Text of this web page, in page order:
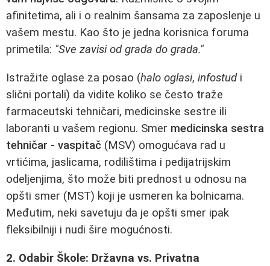
afinitetima, ali i o realnim šansama za zaposlenje u
vašem mestu. Kao što je jedna korisnica foruma
primetila: "Sve zavisi od grada do grada."
Istražite oglase za posao (halo oglasi, infostudi
slični portali) da vidite koliko se često traže
farmaceutski tehničari, medicinske sestre ili
laboranti u vašem regionu. Smer medicinska sestra
tehničar - vaspitač (MSV) omogućava rad u
vrtićima, jaslicama, rodilištima i pedijatrijskim
odeljenjima, što može biti prednost u odnosu na
opšti smer (MST) koji je usmeren ka bolnicama.
Međutim, neki savetuju da je opšti smer ipak
fleksibilniji i nudi šire mogućnosti.
2. Odabir Škole: Državna vs. Privatna